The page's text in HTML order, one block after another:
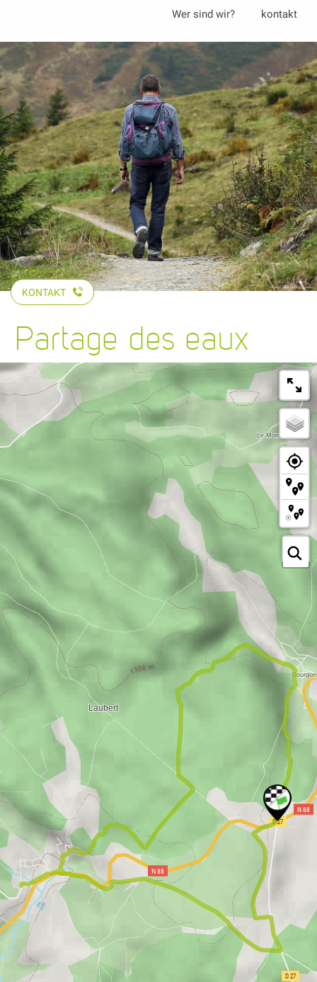
contenu
principal
Wer sind wir? kontakt
KONTAKT
Partage des eaux